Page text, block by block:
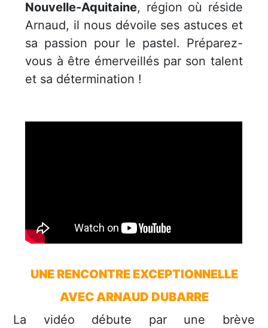
Nouvelle-Aquitaine, région où réside
Arnaud, il nous dévoile ses astuces et
sa passion pour le pastel. Préparez-
vous à être émerveillés par son talent
et sa détermination !
UNE RENCONTRE EXCEPTIONNELLE
AVEC ARNAUD DUBARRE
La vidéo débute par une brève